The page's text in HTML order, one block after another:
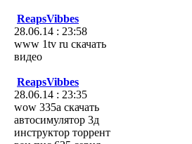
ReapsVibbes
28.06.14 : 23:58
www 1tv ru скачать
видео
ReapsVibbes
28.06.14 : 23:35
wow 335а скачать
автосимулятор 3д
инструктор торрент